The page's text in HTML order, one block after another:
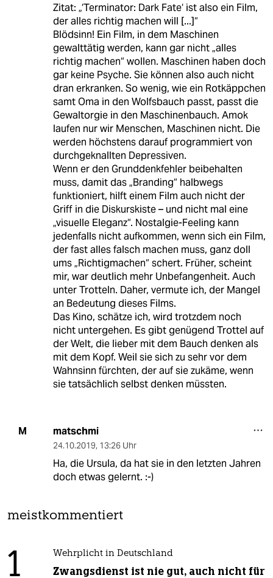
Zitat: „‘Terminator: Dark Fate‘ ist also ein Film,
der alles richtig machen will [...]“
Blödsinn! Ein Film, in dem Maschinen
gewalttätig werden, kann gar nicht „alles
richtig machen“ wollen. Maschinen haben doch
gar keine Psyche. Sie können also auch nicht
dran erkranken. So wenig, wie ein Rotkäppchen
samt Oma in den Wolfsbauch passt, passt die
Gewaltorgie in den Maschinenbauch. Amok
laufen nur wir Menschen, Maschinen nicht. Die
werden höchstens darauf programmiert von
durchgeknallten Depressiven.
Wenn er den Grunddenkfehler beibehalten
muss, damit das „Branding“ halbwegs
funktioniert, hilft einem Film auch nicht der
Griff in die Diskurskiste – und nicht mal eine
„visuelle Eleganz“. Nostalgie-Feeling kann
jedenfalls nicht aufkommen, wenn sich ein Film,
der fast alles falsch machen muss, ganz doll
ums „Richtigmachen“ schert. Früher, scheint
mir, war deutlich mehr Unbefangenheit. Auch
unter Trotteln. Daher, vermute ich, der Mangel
an Bedeutung dieses Films.
Das Kino, schätze ich, wird trotzdem noch
nicht untergehen. Es gibt genügend Trottel auf
der Welt, die lieber mit dem Bauch denken als
mit dem Kopf. Weil sie sich zu sehr vor dem
Wahnsinn fürchten, der auf sie zukäme, wenn
sie tatsächlich selbst denken müssten.
M matschmi
24.10.2019, 13:26 Uhr
Ha, die Ursula, da hat sie in den letzten Jahren
doch etwas gelernt. :-)
meistkommentiert
1 Wehrplicht in Deutschland
Zwangsdienst ist nie gut, auch nicht für